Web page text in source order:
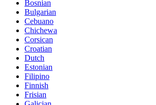
Bosnian
Bulgarian
Cebuano
Chichewa
Corsican
Croatian
Dutch
Estonian
Filipino
Finnish
Frisian